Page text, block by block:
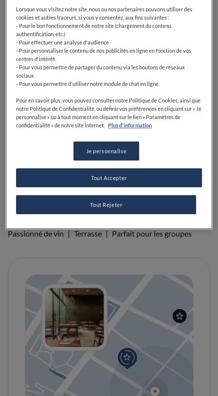
2 Place du marché85220La Chaize-GiraudFrance
PRIX
VOIR SUR LA CARTE +33 2 51 22 75 33
Guide Michelin
Guides gastronomiques
AFFICHER PLUS
ÉQUIPEMENTS
Cocktails
Passionné de café
Parfait pour le déjeuner
Passionné de vin
Terrasse Parfait pour les groupes
Lorsque vous visitez notre site, nous ou nos partenaires pouvons utiliser des
cookies et autres traceurs, si vous y consentez, aux fins suivantes :
- Pour le bon fonctionnement de notre site (chargement du contenu,
authentification, etc.)
- Pour effectuer une analyse d'audience
- Pour personnaliser le contenu de nos publicités en ligne en fonction de vos
centres d'intérêt
- Pour vous permettre de partager du contenu via les boutons de réseaux
sociaux
- Pour vous permettre d'utiliser notre module de chat en ligne
Pour en savoir plus, vous pouvez consulter notre Politique de Cookies, ainsi que
notre Politique de Confidentialité, ou définir vos préférences en cliquant sur « Je
personnalise » ou à tout moment en cliquant sur le lien « Paramètres de
confidentialité » de notre site internet.
Plus d'information
Je personnalise
Tout Rejeter
Tout Accepter